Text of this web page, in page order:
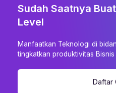
Sudah Saatnya
Level
Manfaatkan Teknologi di
tingkatkan produktivitas Bisnis
Daftar